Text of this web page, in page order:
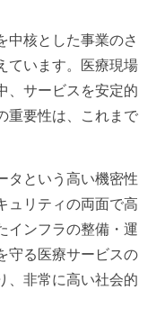
中核とした事業のさ
ています。医療現場
、サービスを安定的
重要性は、これまで
タという高い機密性
ュリティの両面で高
インフラの整備・運
守る医療サービスの
、非常に高い社会的